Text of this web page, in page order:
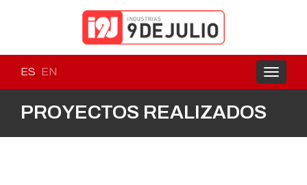
ES EN
Toggle
PROYECTOS REALIZADOS